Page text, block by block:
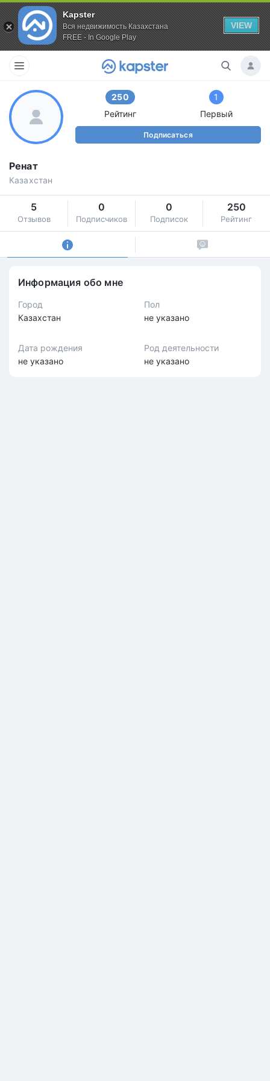
Kapster
Вся недвижимость Казахстана
FREE - In Google Play
VIEW
250
Рейтинг
1
Первый
Подписаться
Ренат
Казахстан
5
Отзывов
0
Подписчиков
0
Подписок
250
Рейтинг
Информация обо мне
Город
Казахстан
Пол
не указано
Дата рождения
не указано
Род деятельности
не указано